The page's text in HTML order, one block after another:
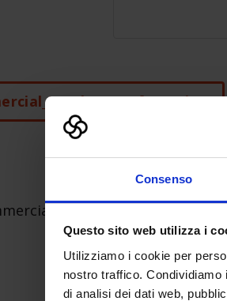
Consenso
Questo sito web utilizza i
Utilizziamo i cookie per
nostro traffico.
di analisi dei dati web,
1.zip